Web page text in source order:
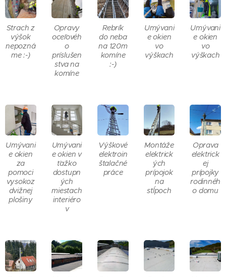
Strach z
výšok
nepozná
me :-)
Opravy
oceľovéh
o
príslušen
stva na
komíne
Rebrík
do neba
na 120m
komíne
:-)
Umývani
e okien
vo
výškach
Umývani
e okien
vo
výškach
Umývani
e okien
za
pomoci
vysokoz
dvižnej
plošiny
Umývani
e okien v
ťažko
dostupn
ých
miestach
interiéro
v
Výškové
elektroin
štalačné
práce
Montáže
elektrick
ých
prípojok
na
stĺpoch
Oprava
elektrick
ej
prípojky
rodinnéh
o domu